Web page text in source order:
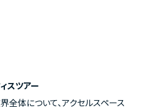
スツアー
全体について、アクセルスペース